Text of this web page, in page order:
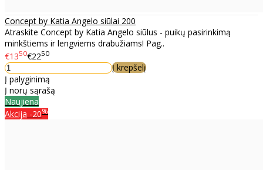
Concept by Katia Angelo siūlai 200
Atraskite Concept by Katia Angelo siūlus - puikų pasirinkimą
minkštiems ir lengviems drabužiams! Pag..
€1350€2250
Į krepšelį
Į palyginimą
Į norų sąrašą
Naujiena
Akcija -20%